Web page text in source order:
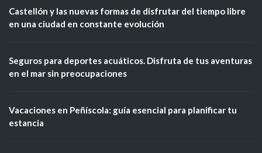
Castellón y las nuevas formas de disfrutar del tiempo libre
en una ciudad en constante evolución
Seguros para deportes acuáticos. Disfruta de tus aventuras
en el mar sin preocupaciones
Vacaciones en Peñíscola: guía esencial para planificar tu
estancia